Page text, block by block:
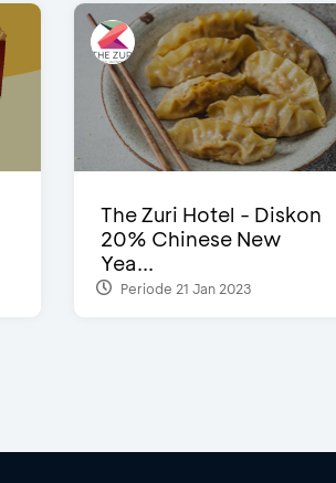
The Zuri Hotel - Diskon
20% Chinese New
Yea...
Periode 21 Jan 2023